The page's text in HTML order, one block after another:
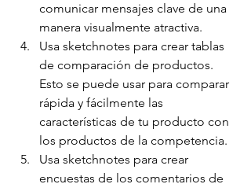
comunicar mensajes clave de una
manera visualmente atractiva.
Usa sketchnotes para crear tablas
de comparación de productos.
Esto se puede usar para comparar
rápida y fácilmente las
características de tu producto con
los productos de la competencia.
Usa sketchnotes para crear
encuestas de los comentarios de